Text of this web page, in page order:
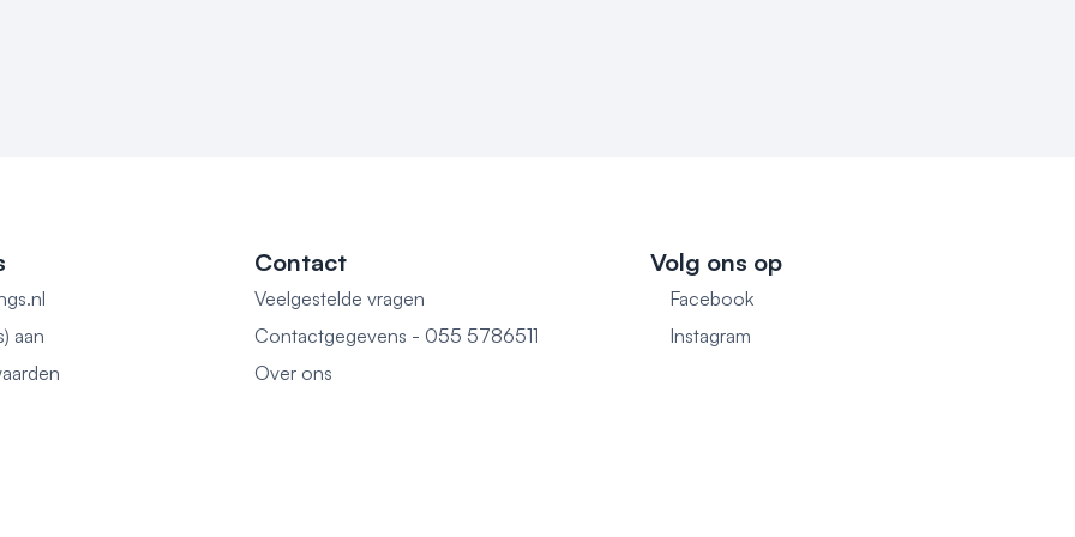
aan
Contact
Veelgestelde vragen
Contactgegevens - 055 5786511
Over ons
Volg ons op
Facebook
Instagram